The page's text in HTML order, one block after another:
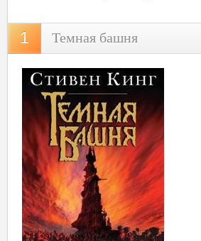
Темная башня